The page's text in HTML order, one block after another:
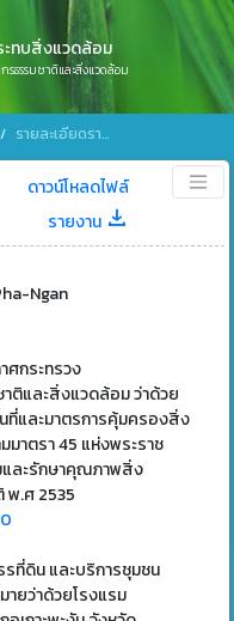
ะทบสิ่งแวดล้อม
ธรรมชาติและสิ่งแวดล้อม
รายละเอียดรายงาน
ดาวน์โหลดไฟล์
รายงาน
Ngan
ศกระทรวง
ติและสิ่งแวดล้อม ว่าด้วย
ที่และมาตรการคุ้มครองสิ่ง
าตรา 45 แห่งพระราช
ละรักษาคุณภาพสิ่ง
พ.ศ 2535
ที่ดิน และบริการชุมชน
ายว่าด้วยโรงแรม